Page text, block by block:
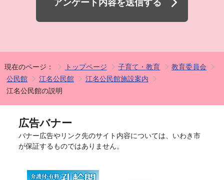
アンケート内容を送信する
現在のページ： トップページ 子育て・教育
教育委員会
公民館
江名公民館
江名公民館施設案内
江名公民館の説明
広告バナー
バナー広告やリンク先のサイト内容については、いわき市
が保証するものではありません。